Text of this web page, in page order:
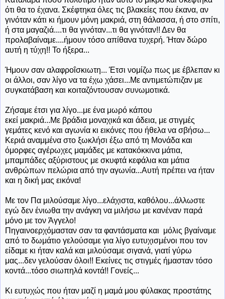
ότι θα το έχανα. Σκέφτηκα όλες τις βλακείες που έκανα, αν
γινόταν κάτι κι ήμουν μόνη μακριά, στη θάλασσα, ή στο σπίτι,
ή στα μαγαζιά....τι θα γινόταν...τι θα γινόταν!! Δεν θα
προλαβαίναμε....ήμουν τόσο απίθανα τυχερή. Ήταν δώρο
αυτή η τύχη!! Το ήξερα...
Ήμουν σαν αλαφροΐσκιωτη... Έτσι νομίζω πως με έβλεπαν κι
οι άλλοι, σαν λίγο να τα έχω χάσει...Με αντιμετώπιζαν με
συγκατάβαση και κοιταζόντουσαν συνωμοτικά.
Ζήσαμε έτσι για λίγο...με ένα μωρό κάπου
εκεί μακριά...Με βράδια μοναχικά και άδεια, με στιγμές
γεμάτες κενό και αγωνία κι εικόνες που ήθελα να σβήσω...
Κεριά αναμμένα στο ξωκλήσι έξω από τη Μονάδα και
όμορφες αγέρωχες μαμάδες με κατακόκκινα μάτια,
μπαμπάδες αξύριστους με σκυφτά κεφάλια και μάτια
ανθρώπων πελώρια από την αγωνία...Αυτή πρέπει να ήταν
και η δική μας εικόνα!
Με τον Πα μιλούσαμε λίγο...ελάχιστα, καθόλου...άλλωστε
εγώ δεν ένιωθα την ανάγκη να μιλήσω με κανέναν παρά
μόνο με τον Άγγελο!
Πηγαινοερχόμασταν σαν τα φαντάσματα και μόλις βγαίναμε
από το δωμάτιο γελούσαμε για λίγο ευτυχισμένοι που τον
είδαμε κι ήταν καλά και μιλούσαμε σιγανά, γιατί γύρω
μας...δεν γελούσαν όλοι!! Εκείνες τις στιγμές ήμασταν τόσο
κοντά...τόσο σιωπηλά κοντά!! Γονείς...
Κι ευτυχώς που ήταν μαζί η μαμά μου φύλακας προστάτης